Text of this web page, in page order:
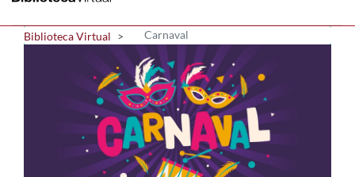
Biblioteca Virtual Carnaval